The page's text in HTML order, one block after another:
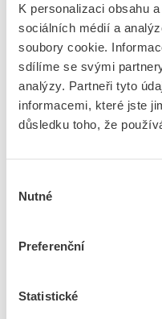
K personalizaci obsahu
sociálních médií a
soubory cookie.
sdílíme se svými
analýzy. Partneři tyto
informacemi, které jste
důsledku toho, že
souhlasu
Nutné
Preferenční
Statistické
jednoduché zapojení.
klimaticky odolné a
Jsou k dostání v různých
rozsahu výkonu v ovládání
velikosti. Kondenzátorové
stykače 3RT16. Jednoduchá,
stavebnice SIRIUS.
spín.kontaktů
rozp.kontaktů